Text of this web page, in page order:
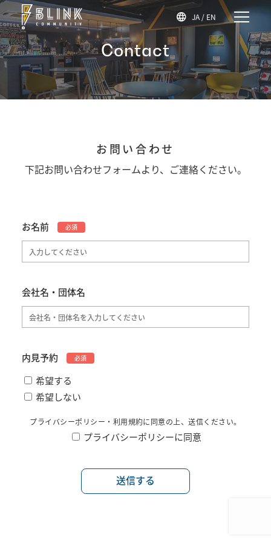
JA/ EN
Contact
お問い合わせ
下記お問い合わせフォームより、ご連絡ください。
お名前 必須
会社名・団体名
内見予約 必須
希望する
希望しない
プライバシーポリシー・利用規約に同意の上、送信ください。
プライバシーポリシーに同意